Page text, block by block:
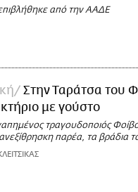
από την ΑΑΔΕ
Στην Ταράτσα του
με γούστο
τραγουδοποιός
παρέα, τα βράδια